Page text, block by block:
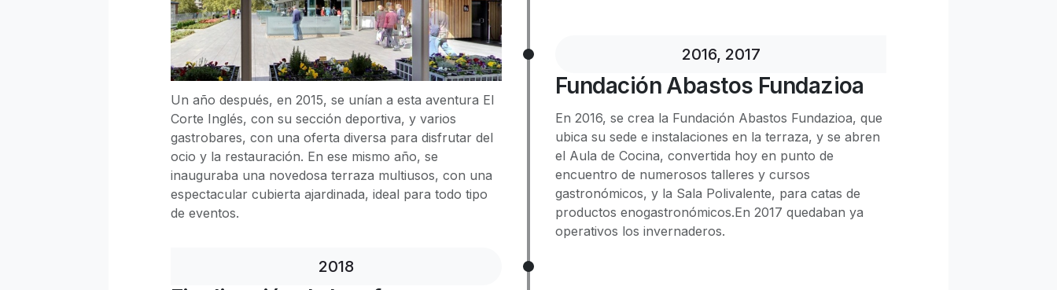
Un año después, en 2015, se unían a esta aventura El
Corte Inglés, con su sección deportiva, y varios
gastrobares, con una oferta diversa para disfrutar del
ocio y la restauración. En ese mismo año, se
inauguraba una novedosa terraza multiusos, con una
espectacular cubierta ajardinada, ideal para todo tipo
de eventos.
2016, 2017
Fundación Abastos Fundazioa
En 2016, se crea la Fundación Abastos Fundazioa, que
ubica su sede e instalaciones en la terraza, y se abren
el Aula de Cocina, convertida hoy en punto de
encuentro de numerosos talleres y cursos
gastronómicos, y la Sala Polivalente, para catas de
productos enogastronómicos.En 2017 quedaban ya
operativos los invernaderos.
2018